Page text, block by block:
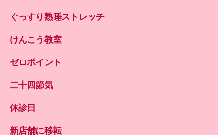
ぐっすり熟睡ストレッチ
けんこう教室
ゼロポイント
二十四節気
休診日
新店舗に移転